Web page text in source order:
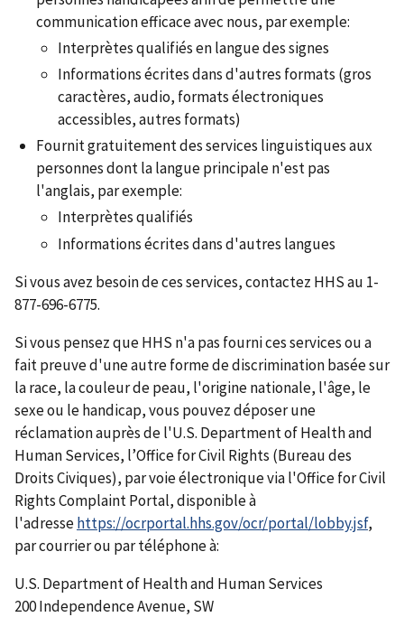
communication efficace avec nous, par exemple:
Interprètes qualifiés en langue des signes
Informations écrites dans d'autres formats (gros
caractères, audio, formats électroniques
accessibles, autres formats)
Fournit gratuitement des services linguistiques aux
personnes dont la langue principale n'est pas
l'anglais, par exemple:
Interprètes qualifiés
Informations écrites dans d'autres langues
Si vous avez besoin de ces services, contactez HHS au 1-
877-696-6775.
Si vous pensez que HHS n'a pas fourni ces services ou a
fait preuve d'une autre forme de discrimination basée sur
la race, la couleur de peau, l'origine nationale, l'âge, le
sexe ou le handicap, vous pouvez déposer une
réclamation auprès de l'U.S. Department of Health and
Human Services, l’Office for Civil Rights (Bureau des
Droits Civiques), par voie électronique via l'Office for Civil
Rights Complaint Portal, disponible à
l'adressehttps://ocrportal.hhs.gov/ocr/portal/lobby.jsf,
par courrier ou par téléphone à:
U.S. Department of Health and Human Services
200 Independence Avenue, SW